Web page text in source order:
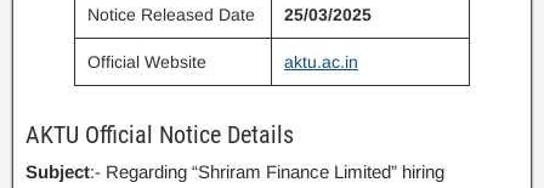
Notice Released Date 25/03/2025
Official Website aktu.ac.in
AKTU Official Notice Details
Subject:- Regarding “Shriram Finance Limited” hiring